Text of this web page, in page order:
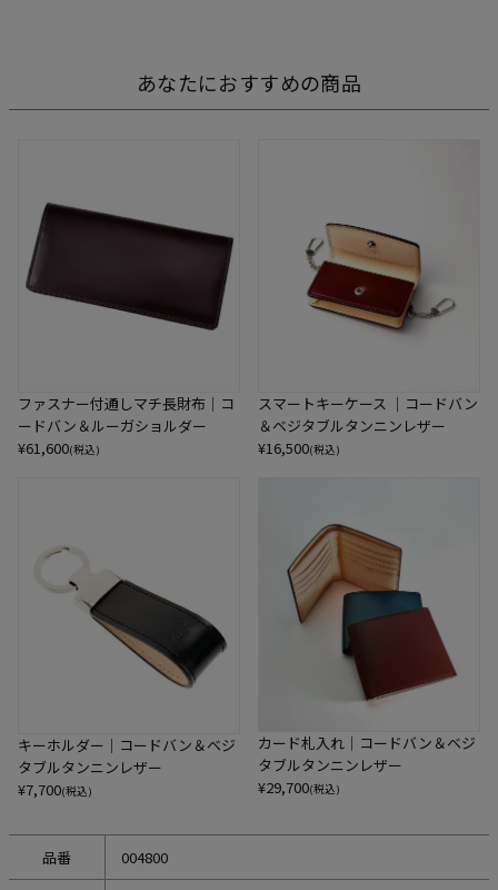
あなたにおすすめの商品
ファスナー付通しマチ長財布｜コ
ードバン＆ルーガショルダー
¥61,600(税込)
スマートキーケース ｜コードバン
＆ベジタブルタンニンレザー
¥16,500(税込)
キーホルダー｜コードバン＆ベジ
タブルタンニンレザー
¥7,700(税込)
カード札入れ｜コードバン＆ベジ
タブルタンニンレザー
¥29,700(税込)
品番 004800